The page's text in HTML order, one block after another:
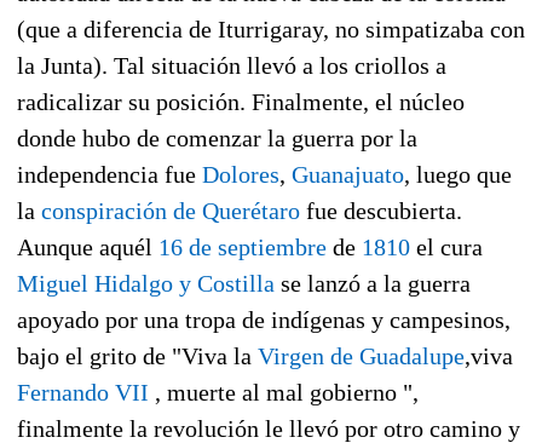
(que a diferencia de Iturrigaray, no simpatizaba con
la Junta). Tal situación llevó a los criollos a
radicalizar su posición. Finalmente, el núcleo
donde hubo de comenzar la guerra por la
independencia fue Dolores, Guanajuato, luego que
la conspiración de Querétaro fue descubierta.
Aunque aquél 16 de septiembre de 1810 el cura
Miguel Hidalgo y Costilla se lanzó a la guerra
apoyado por una tropa de indígenas y campesinos,
bajo el grito de "Viva la Virgen de Guadalupe,viva
Fernando VII , muerte al mal gobierno ",
finalmente la revolución le llevó por otro camino y